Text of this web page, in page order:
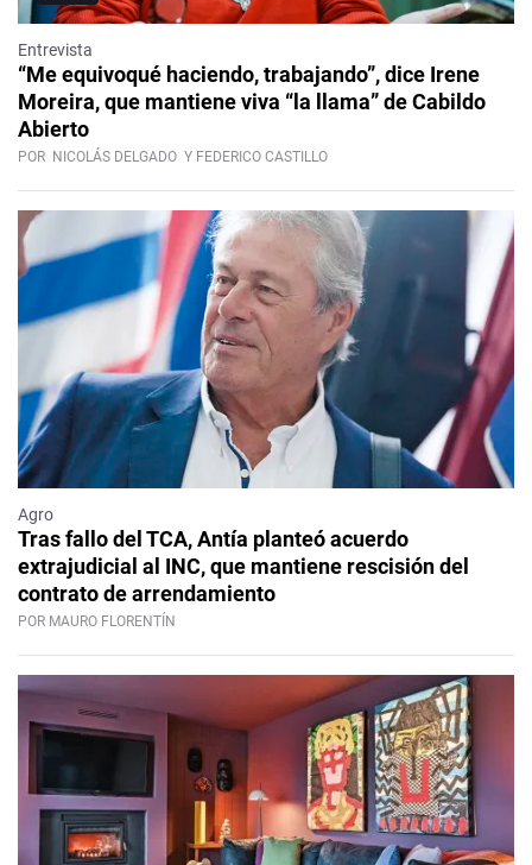
Entrevista
“Me equivoqué haciendo, trabajando”, dice Irene
Moreira, que mantiene viva “la llama” de Cabildo
Abierto
POR NICOLÁS DELGADO Y FEDERICO CASTILLO
Agro
Tras fallo del TCA, Antía planteó acuerdo
extrajudicial al INC, que mantiene rescisión del
contrato de arrendamiento
POR MAURO FLORENTÍN